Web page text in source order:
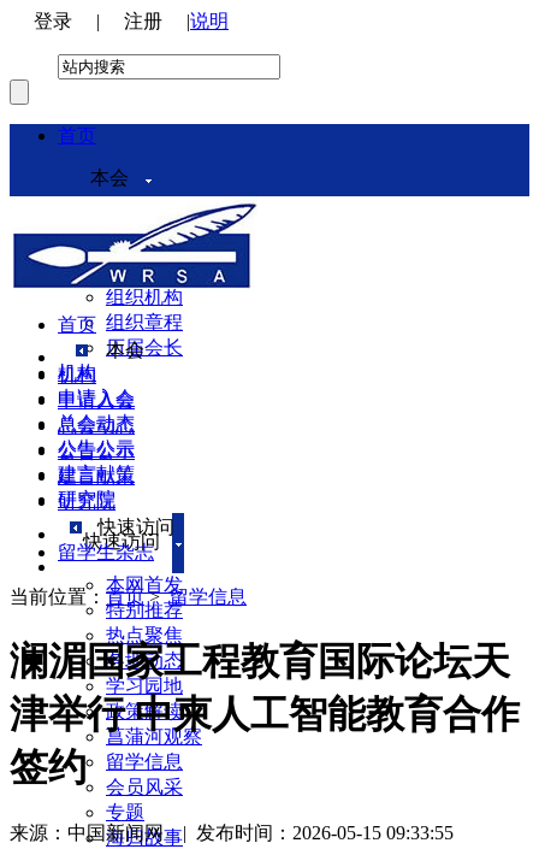
登录 | 注册 |说明
首页
本会
本会介绍
领导机构
理事会
组织机构
组织章程
历届会长
机构
申请入会
总会动态
公告公示
建言献策
研究院
快速访问
本网首发
特别推荐
热点聚焦
各地动态
学习园地
政策解读
菖蒲河观察
留学信息
会员风采
专题
海归故事
首页
本会
机构
申请入会
总会动态
公告公示
建言献策
研究院
快速访问
留学生杂志
当前位置： 首页>留学信息
澜湄国家工程教育国际论坛天
津举行 中柬人工智能教育合作
签约
来源：中国新闻网 | 发布时间：2026-05-15 09:33:55